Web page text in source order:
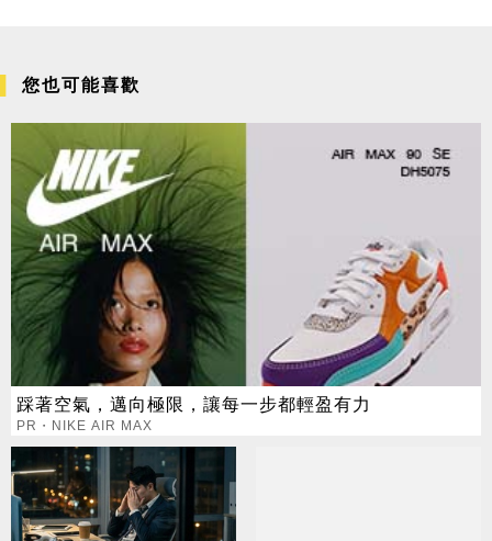
您也可能喜歡
踩著空氣，邁向極限，讓每一步都輕盈有力
PR・NIKE AIR MAX